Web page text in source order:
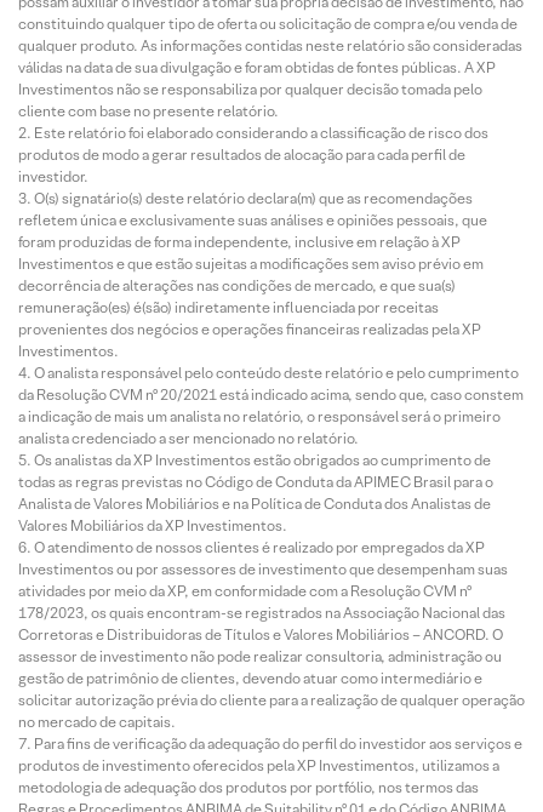
constituindo qualquer tipo de oferta ou solicitação de compra e/ou venda de
qualquer produto. As informações contidas neste relatório são consideradas
válidas na data de sua divulgação e foram obtidas de fontes públicas. A XP
Investimentos não se responsabiliza por qualquer decisão tomada pelo
cliente com base no presente relatório.
Este relatório foi elaborado considerando a classificação de risco dos
produtos de modo a gerar resultados de alocação para cada perfil de
investidor.
O(s) signatário(s) deste relatório declara(m) que as recomendações
refletem única e exclusivamente suas análises e opiniões pessoais, que
foram produzidas de forma independente, inclusive em relação à XP
Investimentos e que estão sujeitas a modificações sem aviso prévio em
decorrência de alterações nas condições de mercado, e que sua(s)
remuneração(es) é(são) indiretamente influenciada por receitas
provenientes dos negócios e operações financeiras realizadas pela XP
Investimentos.
O analista responsável pelo conteúdo deste relatório e pelo cumprimento
da Resolução CVM nº 20/2021 está indicado acima, sendo que, caso constem
a indicação de mais um analista no relatório, o responsável será o primeiro
analista credenciado a ser mencionado no relatório.
Os analistas da XP Investimentos estão obrigados ao cumprimento de
todas as regras previstas no Código de Conduta da APIMEC Brasil para o
Analista de Valores Mobiliários e na Política de Conduta dos Analistas de
Valores Mobiliários da XP Investimentos.
O atendimento de nossos clientes é realizado por empregados da XP
Investimentos ou por assessores de investimento que desempenham suas
atividades por meio da XP, em conformidade com a Resolução CVM nº
178/2023, os quais encontram-se registrados na Associação Nacional das
Corretoras e Distribuidoras de Títulos e Valores Mobiliários – ANCORD. O
assessor de investimento não pode realizar consultoria, administração ou
gestão de patrimônio de clientes, devendo atuar como intermediário e
solicitar autorização prévia do cliente para a realização de qualquer operação
no mercado de capitais.
Para fins de verificação da adequação do perfil do investidor aos serviços e
produtos de investimento oferecidos pela XP Investimentos, utilizamos a
metodologia de adequação dos produtos por portfólio, nos termos das